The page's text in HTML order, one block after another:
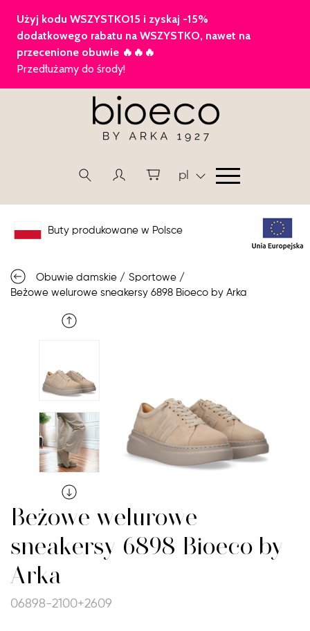
pl
Buty produkowane w Polsce
Obuwie damskie / Sportowe /
Beżowe welurowe sneakersy 6898 Bioeco by Arka
Beżowe welurowe
sneakersy 6898 Bioeco by
Arka
06898-2100+2609